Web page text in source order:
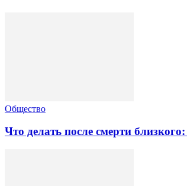
Общество
Что делать после смерти